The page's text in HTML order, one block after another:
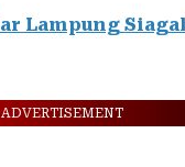
Lampung
ADVERTISEMENT